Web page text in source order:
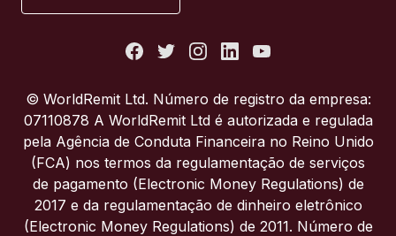
Itália
Portugal
© WorldRemit Ltd. Número de registro da empresa:
07110878 A WorldRemit Ltd é autorizada e regulada
pela Agência de Conduta Financeira no Reino Unido
(FCA) nos termos da regulamentação de serviços
de pagamento (Electronic Money Regulations) de
2017 e da regulamentação de dinheiro eletrônico
(Electronic Money Regulations) de 2011. Número de